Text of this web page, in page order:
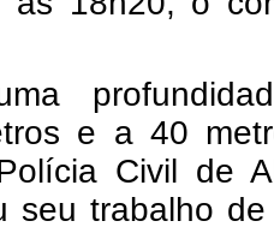
e a 40
Civil de
seu trabalho de